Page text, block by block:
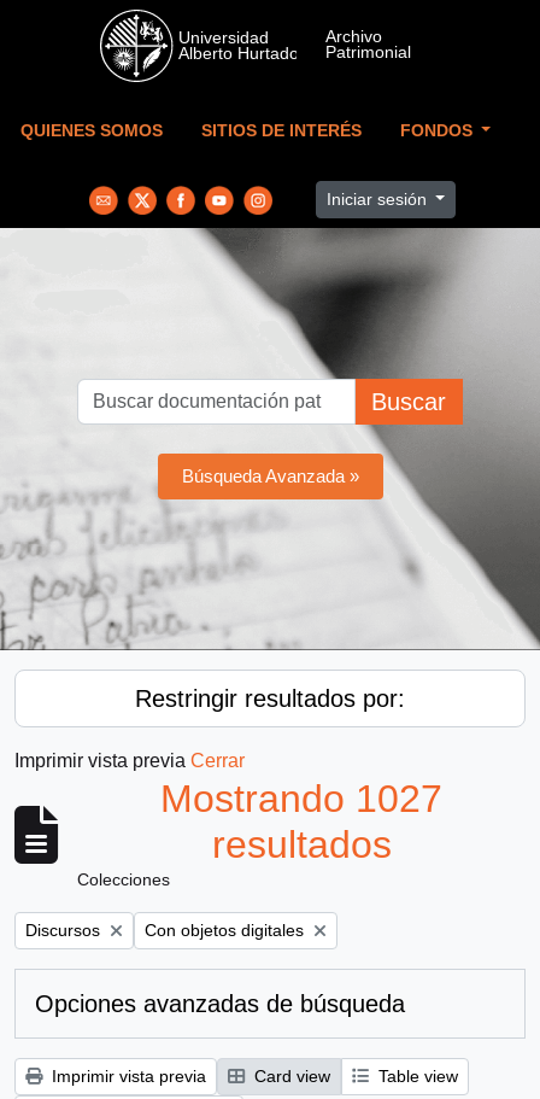
Skip to main content
QUIENES SOMOS SITIOS DE INTERÉS FONDOS
Iniciar sesión
Buscar
Búsqueda Avanzada »
Restringir resultados por:
Imprimir vista previa Cerrar
Mostrando 1027
resultados
Colecciones
Remove filter:
Discursos Remove filter:
Con objetos digitales
Opciones avanzadas de búsqueda
Imprimir vista previa Card view
Table view